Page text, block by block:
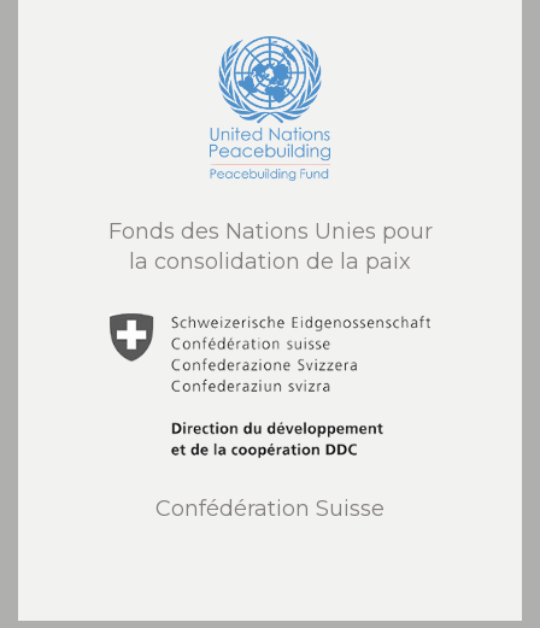
Fonds des Nations Unies pour
la consolidation de la paix
Confédération Suisse